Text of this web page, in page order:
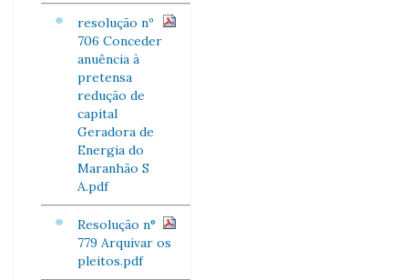
resolução nº
706 Conceder
anuência à
pretensa
redução de
capital
Geradora de
Energia do
Maranhão S
A.pdf
Resolução n°
779 Arquivar os
pleitos.pdf